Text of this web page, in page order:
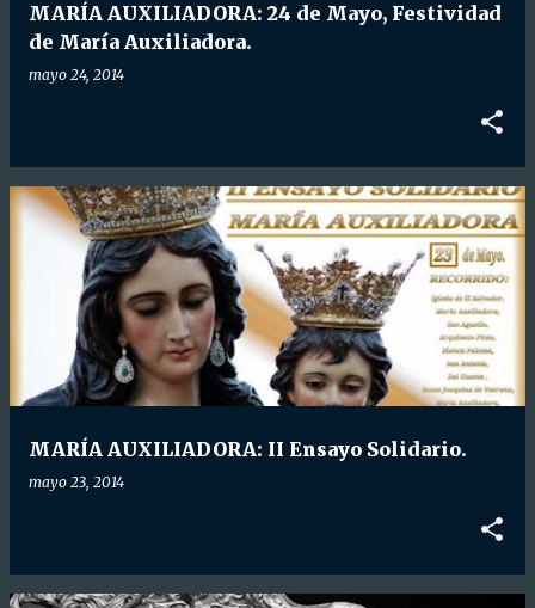
MARÍA AUXILIADORA: 24 de Mayo, Festividad
de María Auxiliadora.
mayo 24, 2014
MARÍA AUXILIADORA: II Ensayo Solidario.
mayo 23, 2014